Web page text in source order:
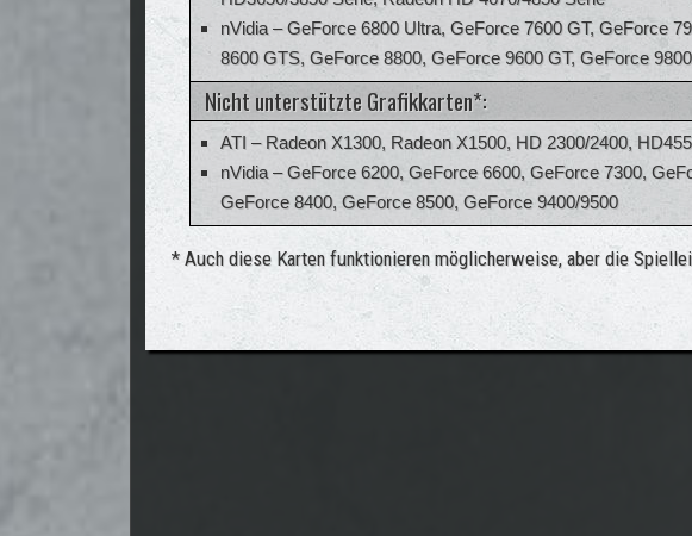
nVidia – GeForce 6800 Ultra, GeForce 7600 GT, GeForce
8600 GTS, GeForce 8800, GeForce 9600 GT, GeForce
Nicht unterstützte Grafikkarten*:
ATI – Radeon X1300, Radeon X1500, HD 2300/2400,
nVidia – GeForce 6200, GeForce 6600, GeForce 7300,
GeForce 8400, GeForce 8500, GeForce 9400/9500
* Auch diese Karten funktionieren möglicherweise, aber die